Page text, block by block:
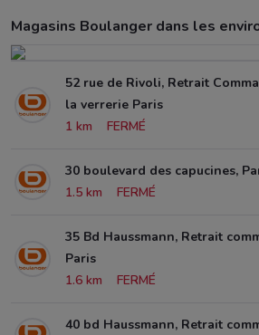
Magasins Boulanger dans les
52 rue de Rivoli, Retrait
la verrerie Paris
1 km
FERMÉ
30 boulevard des capucines,
1.5 km
FERMÉ
35 Bd Haussmann, Retrait
Paris
1.6 km
FERMÉ
40 bd Haussmann, Retrait